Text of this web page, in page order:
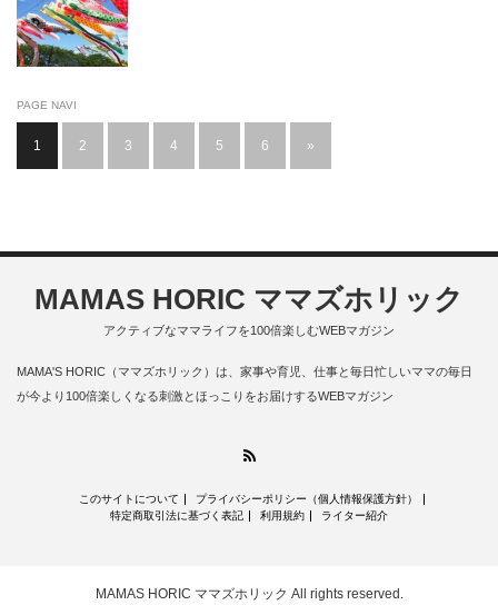
PAGE NAVI
1 2 3 4 5 6 »
MAMAS HORIC ママズホリック
アクティブなママライフを100倍楽しむWEBマガジン
MAMA'S HORIC（ママズホリック）は、家事や育児、仕事と毎日忙しいママの毎日
が今より100倍楽しくなる刺激とほっこりをお届けするWEBマガジン
このサイトについて
プライバシーポリシー（個人情報保護方針）
特定商取引法に基づく表記
利用規約 ライター紹介
MAMAS HORIC ママズホリック All rights reserved.